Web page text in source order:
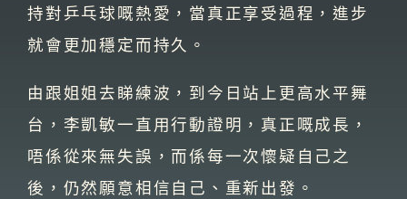
持對乒乓球嘅熱愛，當真正享受過程，進步
就會更加穩定而持久。
由跟姐姐去睇練波，到今日站上更高水平舞
台，李凱敏一直用行動證明，真正嘅成長，
唔係從來無失誤，而係每一次懷疑自己之
後，仍然願意相信自己、重新出發。